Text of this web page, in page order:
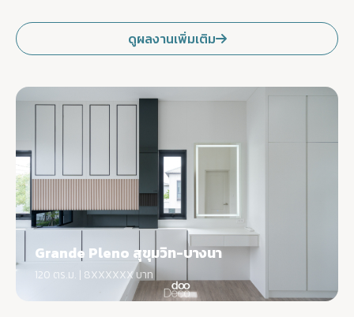
ดูผลงานเพิ่มเติม
Grande Pleno สุขุมวิท-บางนา
120 ตร.ม. | 8XXXXXX บาท